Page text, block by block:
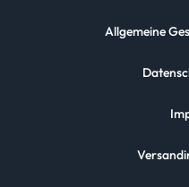
Allgemeine